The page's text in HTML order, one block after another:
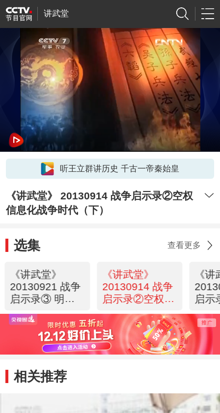
讲武堂
听王立群讲历史 千古一帝秦始皇
《讲武堂》 20130914 战争启示录②空权
信息化战争时代（下）
选集 查看更多
《讲武堂》
20130921 战争
启示录③ 明天的
《讲武堂》
20130914 战争
启示录②空权信
（下）
《
启
（上
相关推荐